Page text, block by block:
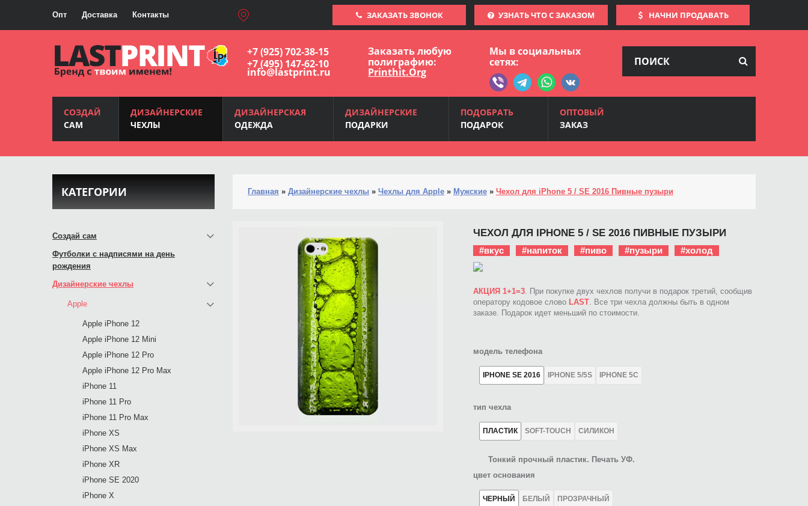
Опт Доставка Контакты ЗАКАЗАТЬ ЗВОНОК УЗНАТЬ ЧТО С ЗАКАЗОМ НАЧНИ ПРОДАВАТЬ
+7 (925) 702-38-15
+7 (495) 147-62-10
info@lastprint.ru
Заказать любую
полиграфию:
Printhit.Org
Мы в социальных
сетях:
СОЗДАЙ
САМ
ДИЗАЙНЕРСКИЕ
ЧЕХЛЫ
ДИЗАЙНЕРСКАЯ
ОДЕЖДА
ДИЗАЙНЕРСКИЕ
ПОДАРКИ
ПОДОБРАТЬ
ПОДАРОК
ОПТОВЫЙ
ЗАКАЗ
Главная » Дизайнерские чехлы » Чехлы для Apple » Мужские » Чехол для iPhone 5 / SE 2016 Пивные пузыри
ЧЕХОЛ ДЛЯ IPHONE 5 / SE 2016 ПИВНЫЕ ПУЗЫРИ
#вкус #напиток #пиво #пузыри #холод
АКЦИЯ 1+1=3. При покупке двух чехлов получи в подарок третий, сообщив
оператору кодовое слово LAST. Все три чехла должны быть в одном
заказе. Подарок идет меньший по стоимости.
модель телефона
IPHONE SE 2016 IPHONE 5/5S IPHONE 5C
тип чехла
ПЛАСТИК SOFT-TOUCH СИЛИКОН
Тонкий прочный пластик. Печать УФ.
цвет основания
ЧЕРНЫЙ БЕЛЫЙ ПРОЗРАЧНЫЙ
КАТЕГОРИИ
Создай сам
Футболки с надписями на день
рождения
Дизайнерские чехлы
Apple
Apple iPhone 12
Apple iPhone 12 Mini
Apple iPhone 12 Pro
Apple iPhone 12 Pro Max
iPhone 11
iPhone 11 Pro
iPhone 11 Pro Max
iPhone XS
iPhone XS Max
iPhone XR
iPhone SE 2020
iPhone X